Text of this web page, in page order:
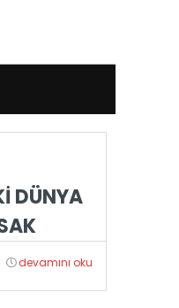
DÜNYA
devamını oku